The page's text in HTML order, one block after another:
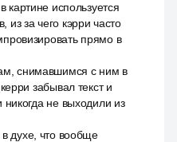
картине используется
за чего кэрри часто
прямо в
снимавшимся с ним в
забывал текст и
никогда не выходили из
духе, что вообще